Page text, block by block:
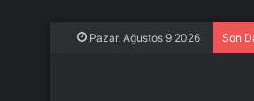
Pazar, Ağustos 9 2026 Son